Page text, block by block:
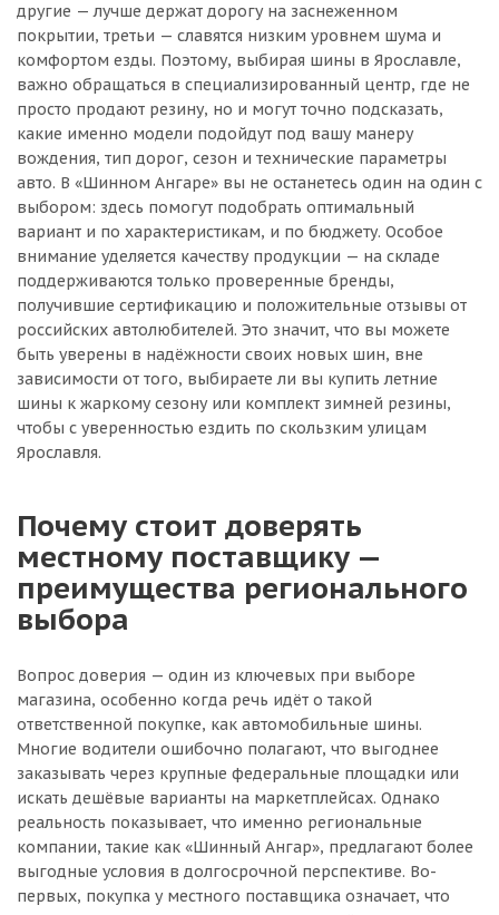
другие — лучше держат дорогу на заснеженном
покрытии, третьи — славятся низким уровнем шума и
комфортом езды. Поэтому, выбирая шины в Ярославле,
важно обращаться в специализированный центр, где не
просто продают резину, но и могут точно подсказать,
какие именно модели подойдут под вашу манеру
вождения, тип дорог, сезон и технические параметры
авто. В «Шинном Ангаре» вы не останетесь один на один с
выбором: здесь помогут подобрать оптимальный
вариант и по характеристикам, и по бюджету. Особое
внимание уделяется качеству продукции — на складе
поддерживаются только проверенные бренды,
получившие сертификацию и положительные отзывы от
российских автолюбителей. Это значит, что вы можете
быть уверены в надёжности своих новых шин, вне
зависимости от того, выбираете ли вы купить летние
шины к жаркому сезону или комплект зимней резины,
чтобы с уверенностью ездить по скользким улицам
Ярославля.
Почему стоит доверять
местному поставщику —
преимущества регионального
выбора
Вопрос доверия — один из ключевых при выборе
магазина, особенно когда речь идёт о такой
ответственной покупке, как автомобильные шины.
Многие водители ошибочно полагают, что выгоднее
заказывать через крупные федеральные площадки или
искать дешёвые варианты на маркетплейсах. Однако
реальность показывает, что именно региональные
компании, такие как «Шинный Ангар», предлагают более
выгодные условия в долгосрочной перспективе. Во-
первых, покупка у местного поставщика означает, что